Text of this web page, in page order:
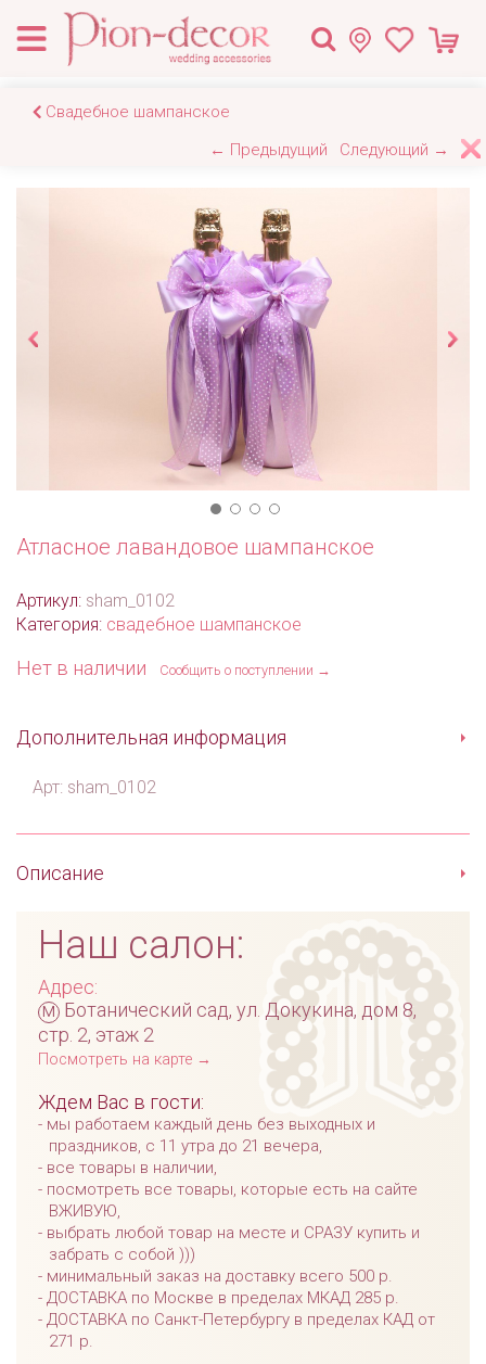
Свадебное шампанское
← Предыдущий
Следующий →
Атласное лавандовое шампанское
Артикул: sham_0102
Категория: свадебное шампанское
Нет в наличии Сообщить о поступлении →
Дополнительная информация
Арт: sham_0102
Описание
Наш салон:
Адрес:
м Ботанический сад, ул. Докукина, дом 8,
стр. 2, этаж 2
Посмотреть на карте →
Ждем Вас в гости:
мы работаем каждый день без выходных и
праздников, с 11 утра до 21 вечера,
все товары в наличии,
посмотреть все товары, которые есть на сайте
ВЖИВУЮ,
выбрать любой товар на месте и СРАЗУ купить и
забрать с собой )))
минимальный заказ на доставку всего 500 р.
ДОСТАВКА по Москве в пределах МКАД 285 р.
ДОСТАВКА по Санкт-Петербургу в пределах КАД от
271 р.